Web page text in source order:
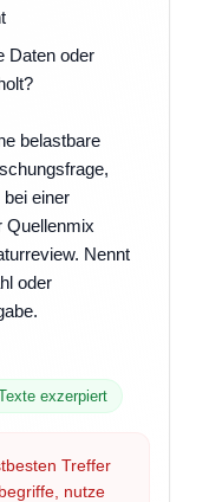
Daten oder
belastbare
einer
Quellenmix
Nennt
oder
exzerpiert
Treffer
nutze